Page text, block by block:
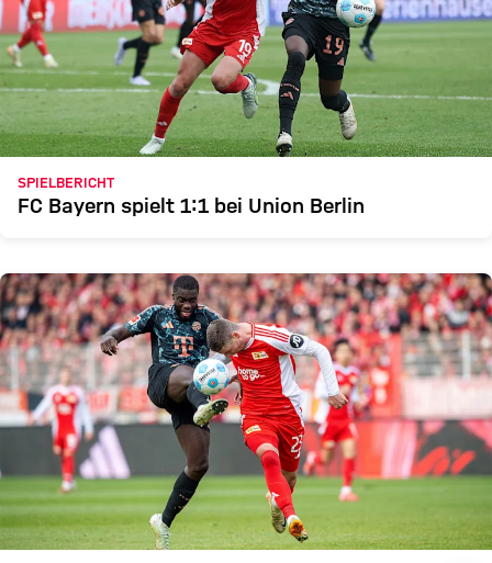
SPIELBERICHT
FC Bayern spielt 1:1 bei Union Berlin